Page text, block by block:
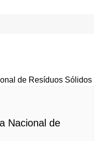
Nacional de